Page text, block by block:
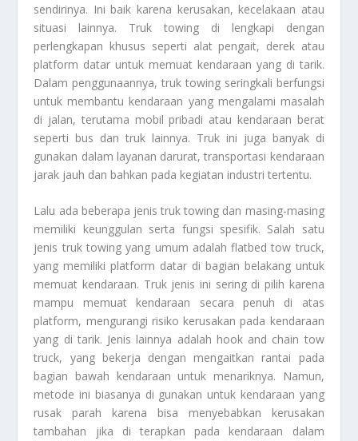
sendirinya. Ini baik karena kerusakan, kecelakaan atau
situasi lainnya. Truk towing di lengkapi dengan
perlengkapan khusus seperti alat pengait, derek atau
platform datar untuk memuat kendaraan yang di tarik.
Dalam penggunaannya, truk towing seringkali berfungsi
untuk membantu kendaraan yang mengalami masalah
di jalan, terutama mobil pribadi atau kendaraan berat
seperti bus dan truk lainnya. Truk ini juga banyak di
gunakan dalam layanan darurat, transportasi kendaraan
jarak jauh dan bahkan pada kegiatan industri tertentu.
Lalu ada beberapa jenis truk towing dan masing-masing
memiliki keunggulan serta fungsi spesifik. Salah satu
jenis truk towing yang umum adalah flatbed tow truck,
yang memiliki platform datar di bagian belakang untuk
memuat kendaraan. Truk jenis ini sering di pilih karena
mampu memuat kendaraan secara penuh di atas
platform, mengurangi risiko kerusakan pada kendaraan
yang di tarik. Jenis lainnya adalah hook and chain tow
truck, yang bekerja dengan mengaitkan rantai pada
bagian bawah kendaraan untuk menariknya. Namun,
metode ini biasanya di gunakan untuk kendaraan yang
rusak parah karena bisa menyebabkan kerusakan
tambahan jika di terapkan pada kendaraan dalam